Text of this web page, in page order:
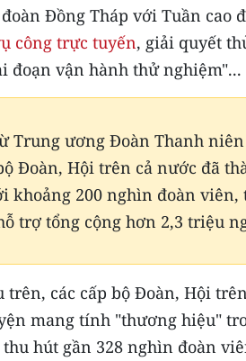
Đồng Tháp với Tuần cao
công trực tuyến, giải quyết
đoạn vận hành thử nghiệm"...
Trung ương Đoàn Thanh
Đoàn, Hội trên cả nước đã
khoảng 200 nghìn đoàn
trợ tổng cộng hơn 2,3 triệu
trên, các cấp bộ Đoàn, Hội
mang tính "thương hiệu"
hút gần 328 nghìn đoàn